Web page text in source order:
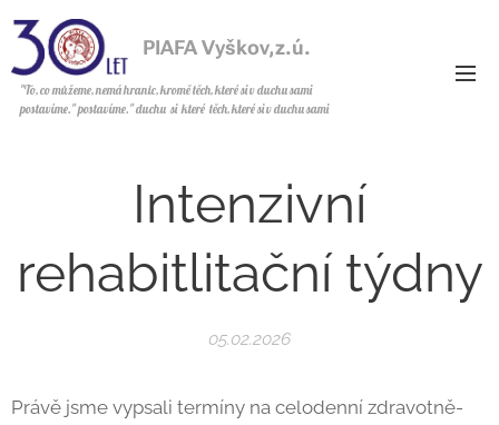
PIAFA Vyškov,z.ú.
"To, co můžeme, nemá hranic, kromě těch, které si v duchu sami
postavíme." postavíme." duchu si které těch, které si v duchu sami
Intenzivní
rehabitlitační týdny
05.02.2026
Právě jsme vypsali termíny na celodenní zdravotně-